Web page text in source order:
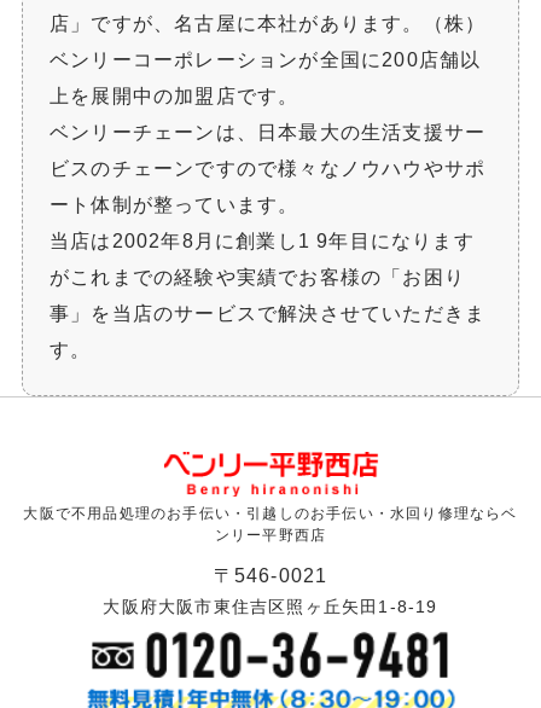
店」ですが、名古屋に本社があります。（株）
ベンリーコーポレーションが全国に200店舗以
上を展開中の加盟店です。
ベンリーチェーンは、日本最大の生活支援サー
ビスのチェーンですので様々なノウハウやサポ
ート体制が整っています。
当店は2002年8月に創業し1 9年目になります
がこれまでの経験や実績でお客様の「お困り
事」を当店のサービスで解決させていただきま
す。
大阪で不用品処理のお手伝い・引越しのお手伝い・水回り修理ならベ
ンリー平野西店
〒546-0021
大阪府大阪市東住吉区照ヶ丘矢田1-8-19